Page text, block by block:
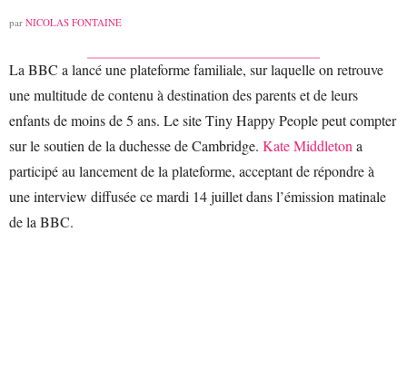
par NICOLAS FONTAINE
La BBC a lancé une plateforme familiale, sur laquelle on retrouve
une multitude de contenu à destination des parents et de leurs
enfants de moins de 5 ans. Le site Tiny Happy People peut compter
sur le soutien de la duchesse de Cambridge. Kate Middleton a
participé au lancement de la plateforme, acceptant de répondre à
une interview diffusée ce mardi 14 juillet dans l’émission matinale
de la BBC.